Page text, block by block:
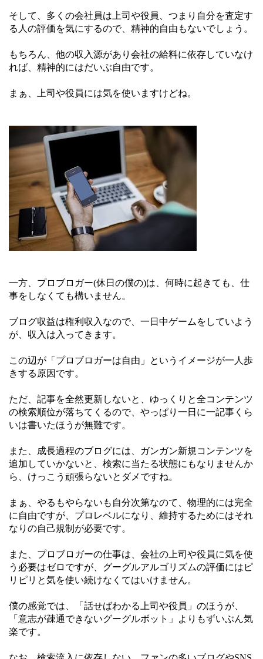
そして、多くの会社員は上司や役員、つまり自分を査定す
る人の評価を気にするので、精神的自由もないでしょう。
もちろん、他の収入源があり会社の給料に依存していなけ
れば、精神的にはだいぶ自由です。
まぁ、上司や役員には気を使いますけどね。
一方、プロブロガー(休日の僕の)は、何時に起きても、仕
事をしなくても構いません。
ブログ収益は権利収入なので、一日中ゲームをしていよう
が、収入は入ってきます。
この辺が「プロブロガーは自由」というイメージが一人歩
きする原因です。
ただ、記事を全然更新しないと、ゆっくりと全コンテンツ
の検索順位が落ちてくるので、やっぱり一日に一記事くら
いは書いたほうが無難です。
また、成長過程のブログには、ガンガン新規コンテンツを
追加していかないと、検索に当たる状態にもなりませんか
ら、けっこう頑張らないとダメですね。
まぁ、やるもやらないも自分次第なのて、物理的には完全
に自由ですが、プロレベルになり、維持するためにはそれ
なりの自己規制が必要です。
また、プロブロガーの仕事は、会社の上司や役員に気を使
う必要はゼロですが、グーグルアルゴリズムの評価にはピ
リピリと気を使い続けなくてはいけません。
僕の感覚では、「話せばわかる上司や役員」のほうが、
「意志が疎通できないグーグルボット」よりもずいぶん気
楽です。